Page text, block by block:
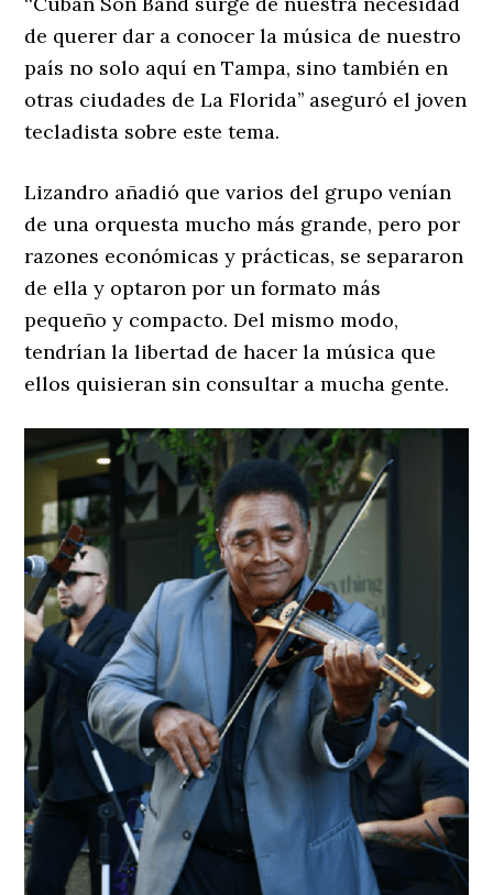
de querer dar a conocer la música de nuestro
país no solo aquí en Tampa, sino también en
otras ciudades de La Florida’’ aseguró el joven
tecladista sobre este tema.
Lizandro añadió que varios del grupo venían
de una orquesta mucho más grande, pero por
razones económicas y prácticas, se separaron
de ella y optaron por un formato más
pequeño y compacto. Del mismo modo,
tendrían la libertad de hacer la música que
ellos quisieran sin consultar a mucha gente.